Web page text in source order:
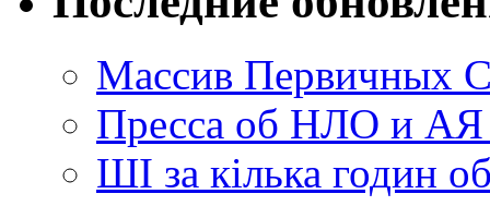
Массив Первичных
Пресса об НЛО и
ШІ за кілька годин